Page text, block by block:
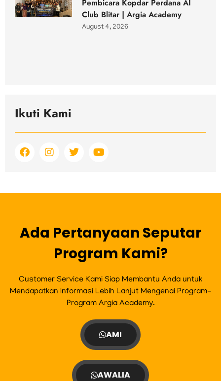
Pembicara Kopdar Perdana AI
Club Blitar | Argia Academy
August 4, 2026
Ikuti Kami
F
a
o
I
n
g
m
T
w
e
Y
o
b
Ada Pertanyaan Seputar
Program Kami?
Customer Service Kami Siap Membantu Anda untuk
Mendapatkan Informasi Lebih Lanjut Mengenai Program-
Program Argia Academy.
AMI
AWALIA